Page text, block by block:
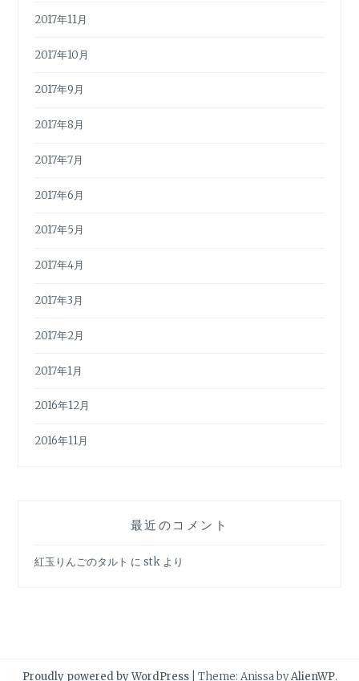
2017年11月
2017年10月
2017年9月
2017年8月
2017年7月
2017年6月
2017年5月
2017年4月
2017年3月
2017年2月
2017年1月
2016年12月
2016年11月
最近のコメント
紅玉りんごのタルト にstk より
Proudly powered by WordPress Theme: Anissa byAlienWP.